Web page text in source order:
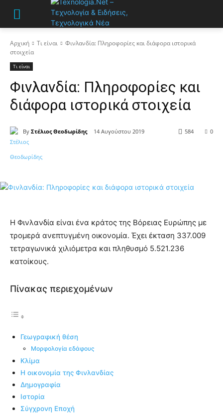
Αρχική Τι είναι
Φινλανδία: Πληροφορίες και διάφορα ιστορικά
στοιχεία
Τι είναι
Φινλανδία: Πληροφορίες και
διάφορα ιστορικά στοιχεία
By Στέλιος Θεοδωρίδης 14 Αυγούστου 2019 0
584
Η Φινλανδία είναι ένα κράτος της Βόρειας Ευρώπης με
τρομερά ανεπτυγμένη οικονομία. Έχει έκταση 337.009
τετραγωνικά χιλιόμετρα και πληθυσμό 5.521.236
κατοίκους.
Πίνακας περιεχομένων
Γεωγραφική θέση
Μορφολογία εδάφους
Κλίμα
Η οικονομία της Φινλανδίας
Δημογραφία
Ιστορία
Σύγχρονη Εποχή